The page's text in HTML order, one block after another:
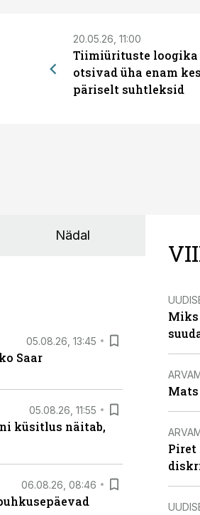
20.05.26, 11:00
Tiimiürituste loogika
otsivad üha enam
päriselt suhtleksid
Nädal
05.08.26, 13:45
Saar
05.08.26, 11:55
küsitlus näitab,
06.08.26, 08:46
Miks
Mats
Piret